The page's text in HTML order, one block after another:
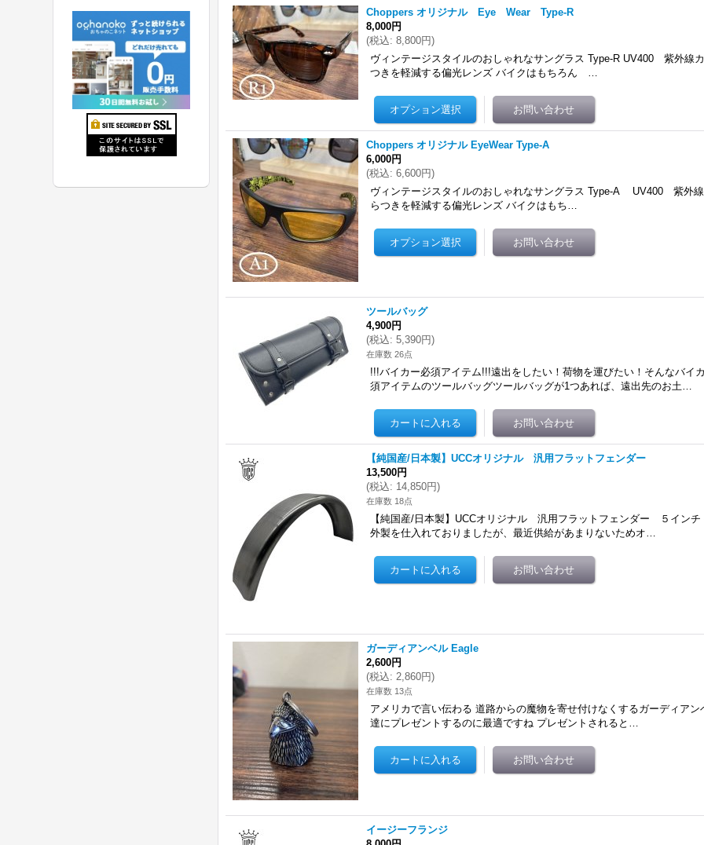
Choppers オリジナル Eye Wear Type-R
8,000円
(税込: 8,800円)
ヴィンテージスタイルのおしゃれなサングラス Type-R UV400 紫外線
つきを軽減する偏光レンズ バイクはもちろん …
Choppers オリジナル EyeWear Type-A
6,000円
(税込: 6,600円)
ヴィンテージスタイルのおしゃれなサングラス Type-A UV400 紫外
らつきを軽減する偏光レンズ バイクはもち…
ツールバッグ
4,900円
(税込: 5,390円)
在庫数 26点
!!!バイカー必須アイテム!!!遠出をしたい！荷物を運びたい！そんなバイ
須アイテムのツールバッグツールバッグが1つあれば、遠出先のお土…
【純国産/日本製】UCCオリジナル 汎用フラットフェンダー
13,500円
(税込: 14,850円)
在庫数 18点
【純国産/日本製】UCCオリジナル 汎用フラットフェンダー ５インチ
外製を仕入れておりましたが、最近供給があまりないためオ…
ガーディアンベル Eagle
2,600円
(税込: 2,860円)
在庫数 13点
アメリカで言い伝わる 道路からの魔物を寄せ付けなくするガーディア
達にプレゼントするのに最適ですね プレゼントされると…
イージーフランジ